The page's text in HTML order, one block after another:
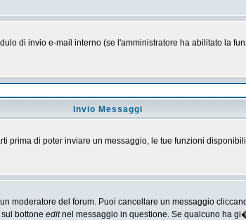
di invio e-mail interno (se l'amministratore ha abilitato la
Invio Messaggi
prima di poter inviare un messaggio, le tue funzioni
moderatore del forum. Puoi cancellare un messaggio
bottone editnel messaggio in questione. Se qualcuno ha